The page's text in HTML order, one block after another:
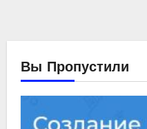
Вы Пропустили